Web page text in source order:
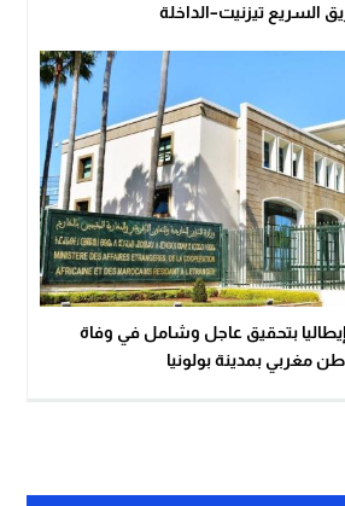
السريع تيزنيت–الداخلة
بتحقيق عاجل وشامل في وفاة
مغربي بمدينة بولونيا